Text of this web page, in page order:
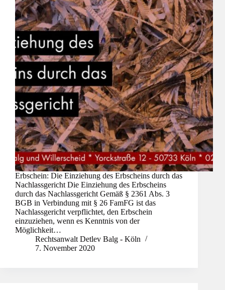
Erbschein: Die Einziehung des Erbscheins durch das
Nachlassgericht Die Einziehung des Erbscheins
durch das Nachlassgericht Gemäß § 2361 Abs. 3
BGB in Verbindung mit § 26 FamFG ist das
Nachlassgericht verpflichtet, den Erbschein
einzuziehen, wenn es Kenntnis von der
Möglichkeit…
Rechtsanwalt Detlev Balg - Köln
7. November 2020